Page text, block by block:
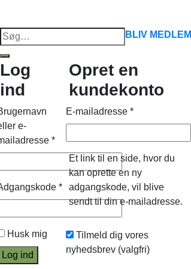
Søg
efter:
BLIV MEDLEM
Log
ind
e-
*
*
Husk mig
Log ind
Opret en
kundekonto
E-mailadresse *
Et link til en side, hvor du
kan oprette en ny
adgangskode, vil blive
sendt til din e-mailadresse.
Tilmeld dig vores
nyhedsbrev (valgfri)